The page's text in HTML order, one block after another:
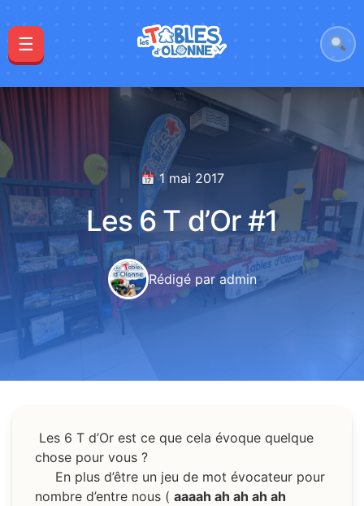
☰
1 mai 2017
Les 6 T d’Or #1
Rédigé par admin
Les 6 T d’Or est ce que cela évoque quelque
chose pour vous ?
En plus d’être un jeu de mot évocateur pour
nombre d’entre nous ( aaaah ah ah ah ah